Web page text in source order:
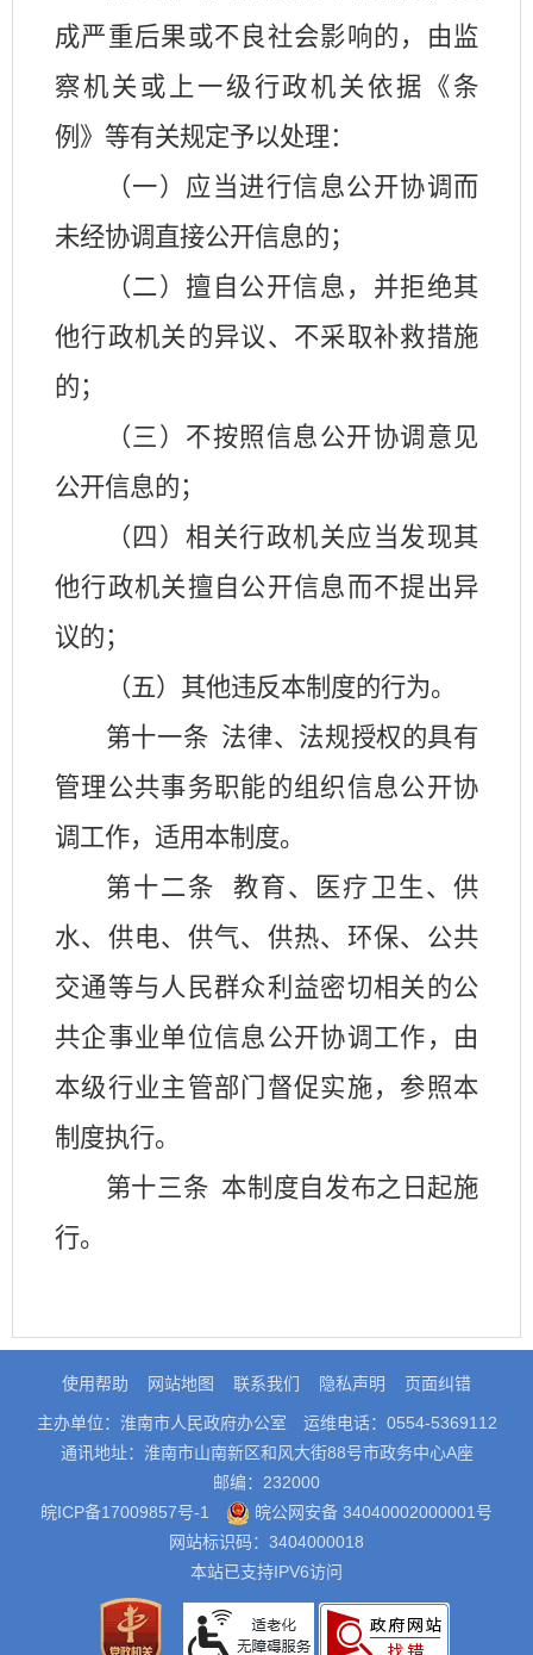
成严重后果或不良社会影响的，由监
察机关或上一级行政机关依据《条
例》等有关规定予以处理：
（一）应当进行信息公开协调而
未经协调直接公开信息的；
（二）擅自公开信息，并拒绝其
他行政机关的异议、不采取补救措施
的；
（三）不按照信息公开协调意见
公开信息的；
（四）相关行政机关应当发现其
他行政机关擅自公开信息而不提出异
议的；
（五）其他违反本制度的行为。
第十一条 法律、法规授权的具有
管理公共事务职能的组织信息公开协
调工作，适用本制度。
第十二条
教育、医疗卫生、供
水、供电、供气、供热、环保、公共
交通等与人民群众利益密切相关的公
共企事业单位信息公开协调工作，由
本级行业主管部门督促实施，参照本
制度执行。
第十三条 本制度自发布之日起施
行。
使用帮助 网站地图 联系我们 隐私声明 页面纠错
主办单位：淮南市人民政府办公室
运维电话：0554-5369112
通讯地址：淮南市山南新区和风大街88号市政务中心A座
邮编：232000
皖ICP备17009857号-1
皖公网安备 34040002000001号
网站标识码：3404000018
本站已支持IPV6访问